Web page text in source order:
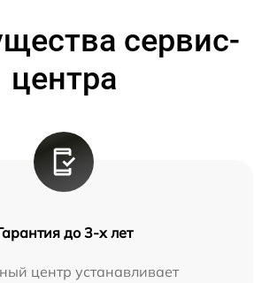
сервис-
центра
до 3-х лет
центр устанавливает